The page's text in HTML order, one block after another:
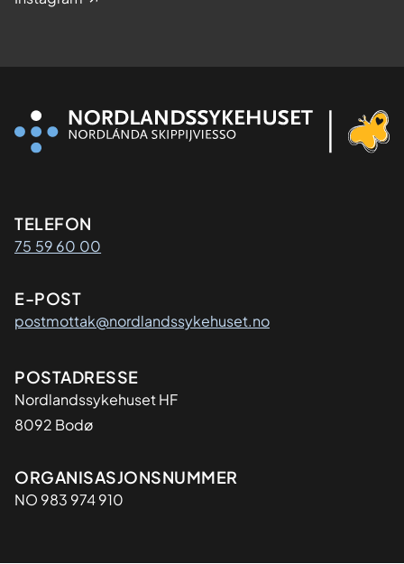
Kontaktinformasjon
TELEFON
75 59 60 00
E-POST
postmottak@nordlandssykehuset.no
Adresse
POSTADRESSE
Nordlandssykehuset HF
8092 Bodø
Organisasjon
ORGANISASJONSNUMMER
NO 983 974 910